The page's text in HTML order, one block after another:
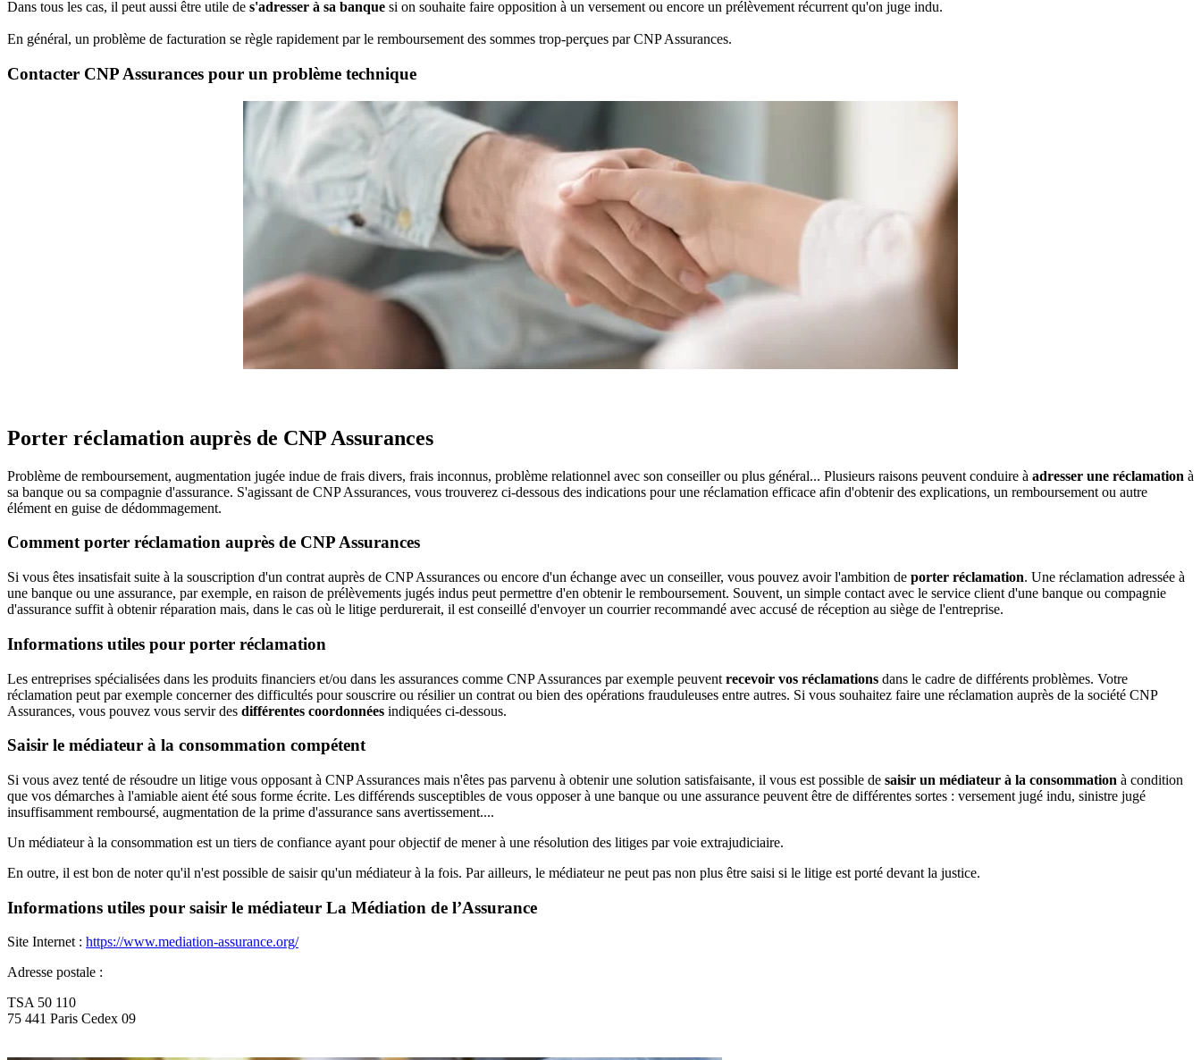
Dans tous les cas, il peut aussi être utile de s'adresser à sa banque si on souhaite faire opposition à un versement ou encore un prélèvement récurrent qu'on juge indu.
En général, un problème de facturation se règle rapidement par le remboursement des sommes trop-perçues par CNP Assurances.
Contacter CNP Assurances pour un problème technique
Porter réclamation auprès de CNP Assurances
Problème de remboursement, augmentation jugée indue de frais divers, frais inconnus, problème relationnel avec son conseiller ou plus général... Plusieurs raisons peuvent conduire à adresser une réclamation à
sa banque ou sa compagnie d'assurance. S'agissant de CNP Assurances, vous trouverez ci-dessous des indications pour une réclamation efficace afin d'obtenir des explications, un remboursement ou autre
élément en guise de dédommagement.
Comment porter réclamation auprès de CNP Assurances
Si vous êtes insatisfait suite à la souscription d'un contrat auprès de CNP Assurances ou encore d'un échange avec un conseiller, vous pouvez avoir l'ambition de porter réclamation. Une réclamation adressée à
une banque ou une assurance, par exemple, en raison de prélèvements jugés indus peut permettre d'en obtenir le remboursement. Souvent, un simple contact avec le service client d'une banque ou compagnie
d'assurance suffit à obtenir réparation mais, dans le cas où le litige perdurerait, il est conseillé d'envoyer un courrier recommandé avec accusé de réception au siège de l'entreprise.
Informations utiles pour porter réclamation
Les entreprises spécialisées dans les produits financiers et/ou dans les assurances comme CNP Assurances par exemple peuvent recevoir vos réclamations dans le cadre de différents problèmes. Votre
réclamation peut par exemple concerner des difficultés pour souscrire ou résilier un contrat ou bien des opérations frauduleuses entre autres. Si vous souhaitez faire une réclamation auprès de la société CNP
Assurances, vous pouvez vous servir des différentes coordonnées indiquées ci-dessous.
Saisir le médiateur à la consommation compétent
Si vous avez tenté de résoudre un litige vous opposant à CNP Assurances mais n'êtes pas parvenu à obtenir une solution satisfaisante, il vous est possible de saisir un médiateur à la consommation à condition
que vos démarches à l'amiable aient été sous forme écrite. Les différends susceptibles de vous opposer à une banque ou une assurance peuvent être de différentes sortes : versement jugé indu, sinistre jugé
insuffisamment remboursé, augmentation de la prime d'assurance sans avertissement....
Un médiateur à la consommation est un tiers de confiance ayant pour objectif de mener à une résolution des litiges par voie extrajudiciaire.
En outre, il est bon de noter qu'il n'est possible de saisir qu'un médiateur à la fois. Par ailleurs, le médiateur ne peut pas non plus être saisi si le litige est porté devant la justice.
Informations utiles pour saisir le médiateur La Médiation de l’Assurance
Site Internet : https://www.mediation-assurance.org/
Adresse postale :
TSA 50 110
75 441 Paris Cedex 09